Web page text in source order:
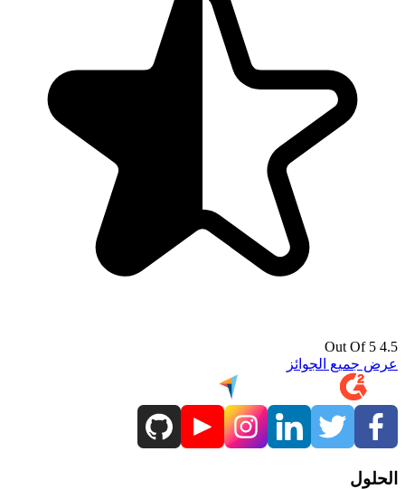
4.5 Out Of 5
عرض جميع الجوائز
الحلول